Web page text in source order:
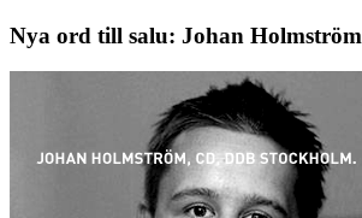
Nya ord till salu: Johan Holmström